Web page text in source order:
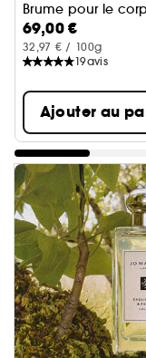
Brume pour le
69,00 €
32,97 € / 100g
19avis
Ajouter au